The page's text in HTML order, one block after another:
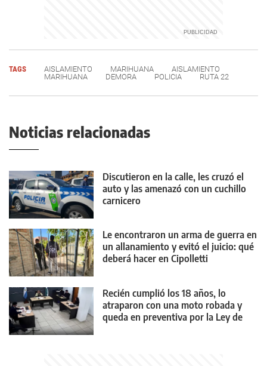
TAGS AISLAMIENTO MARIHUANA
AISLAMIENTO
MARIHUANA
DEMORA POLICIA RUTA 22
Noticias relacionadas
Discutieron en la calle, les cruzó el
auto y las amenazó con un cuchillo
carnicero
Le encontraron un arma de guerra en
un allanamiento y evitó el juicio: qué
deberá hacer en Cipolletti
Recién cumplió los 18 años, lo
atraparon con una moto robada y
queda en preventiva por la Ley de